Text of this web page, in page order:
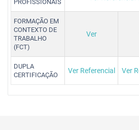
PROFISSIONAIS
FORMAÇÃO EM
CONTEXTO DE
TRABALHO
(FCT)
Ver
DUPLA
CERTIFICAÇÃO
Ver Referencial Ver